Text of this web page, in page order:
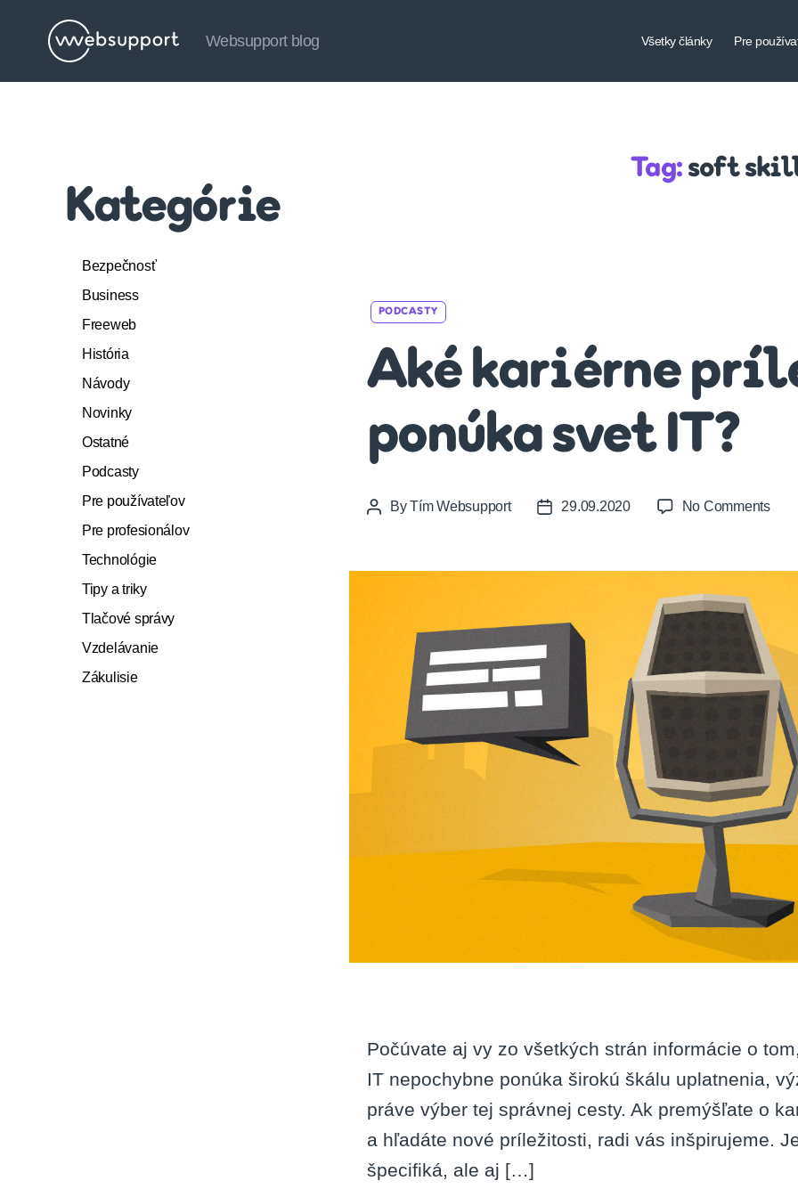
Websupport
Websupport blog Všetky články Pre
Kategórie
Bezpečnosť
Business
Freeweb
História
Návody
Novinky
Ostatné
Podcasty
Pre používateľov
Pre profesionálov
Technológie
Tipy a triky
Tlačové správy
Vzdelávanie
Zákulisie
Tag: soft
PODCASTY
Aké kariérne
ponúka svet IT?
PostByTím Websupport
Post29.09.2020 No Commentson
Počúvate aj vy zo všetkých strán informácie o
IT nepochybne ponúka širokú škálu uplatnenia,
práve výber tej správnej cesty. Ak premýšľate o
a hľadáte nové príležitosti, radi vás inšpirujeme.
špecifiká, ale aj […]